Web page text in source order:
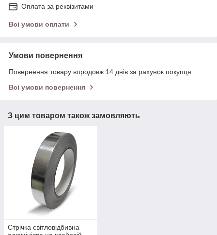
Оплата за реквізитами
Всі умови оплати
Умови повернення
Повернення товару впродовж 14 днів за рахунок покупця
Всі умови повернення
З цим товаром також замовляють
Стрічка світловідбивна